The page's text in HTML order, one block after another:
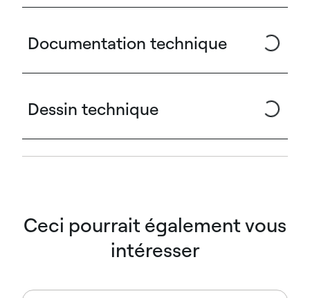
Documentation technique
Dessin technique
Ceci pourrait également vous
intéresser